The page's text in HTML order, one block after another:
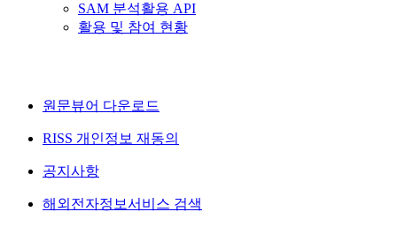
SAM 분석활용 API
활용 및 참여 현황
원문뷰어 다운로드
RISS 개인정보 재동의
공지사항
해외전자정보서비스 검색